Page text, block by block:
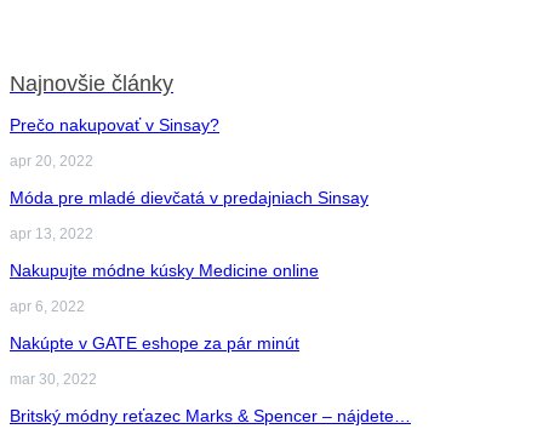
Najnovšie články
Prečo nakupovať v Sinsay?
apr 20, 2022
Móda pre mladé dievčatá v predajniach Sinsay
apr 13, 2022
Nakupujte módne kúsky Medicine online
apr 6, 2022
Nakúpte v GATE eshope za pár minút
mar 30, 2022
Britský módny reťazec Marks & Spencer – nájdete…